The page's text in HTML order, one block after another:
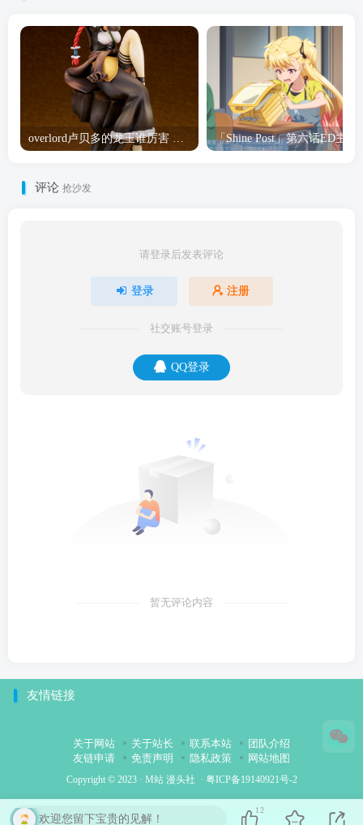
评论 抢沙发
请登录后发表评论
登录 注册
社交账号登录
QQ登录
暂无评论内容
友情链接
关于网站 关于站长 联系本站
团队介绍
友链申请
免责声明 隐私政策 网站地图
Copyright © 2023 · M站 漫头社 · 粤ICP备19140921号-2
欢迎您留下宝贵的见解！
12